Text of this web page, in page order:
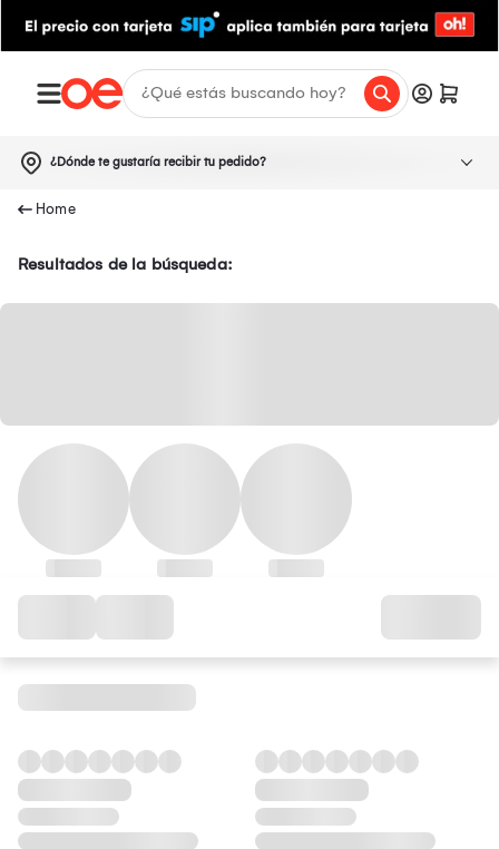
¿Dónde te gustaría recibir tu pedido?
Resultados de la búsqueda: